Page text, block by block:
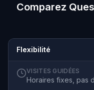
Comparez
Flexibilité
VISITES GUIDÉES
Horaires fixes, pas